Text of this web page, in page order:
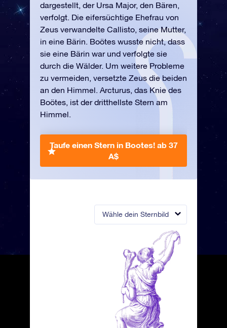
Wähle dein Sternbild
dargestellt, der Ursa Major, den Bären,
verfolgt. Die eifersüchtige Ehefrau von
Zeus verwandelte Callisto, seine Mutter,
in eine Bärin. Boötes wusste nicht, dass
sie eine Bärin war und verfolgte sie
durch die Wälder. Um weitere Probleme
zu vermeiden, versetzte Zeus die beiden
an den Himmel. Arcturus, das Knie des
Boötes, ist der dritthellste Stern am
Himmel.
Taufe einen Stern in Bootes! ab 37
A$